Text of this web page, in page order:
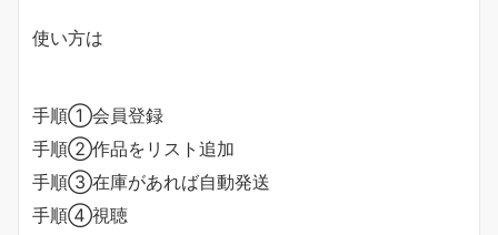
使い方は
手順①会員登録
手順②作品をリスト追加
手順③在庫があれば自動発送
手順④視聴